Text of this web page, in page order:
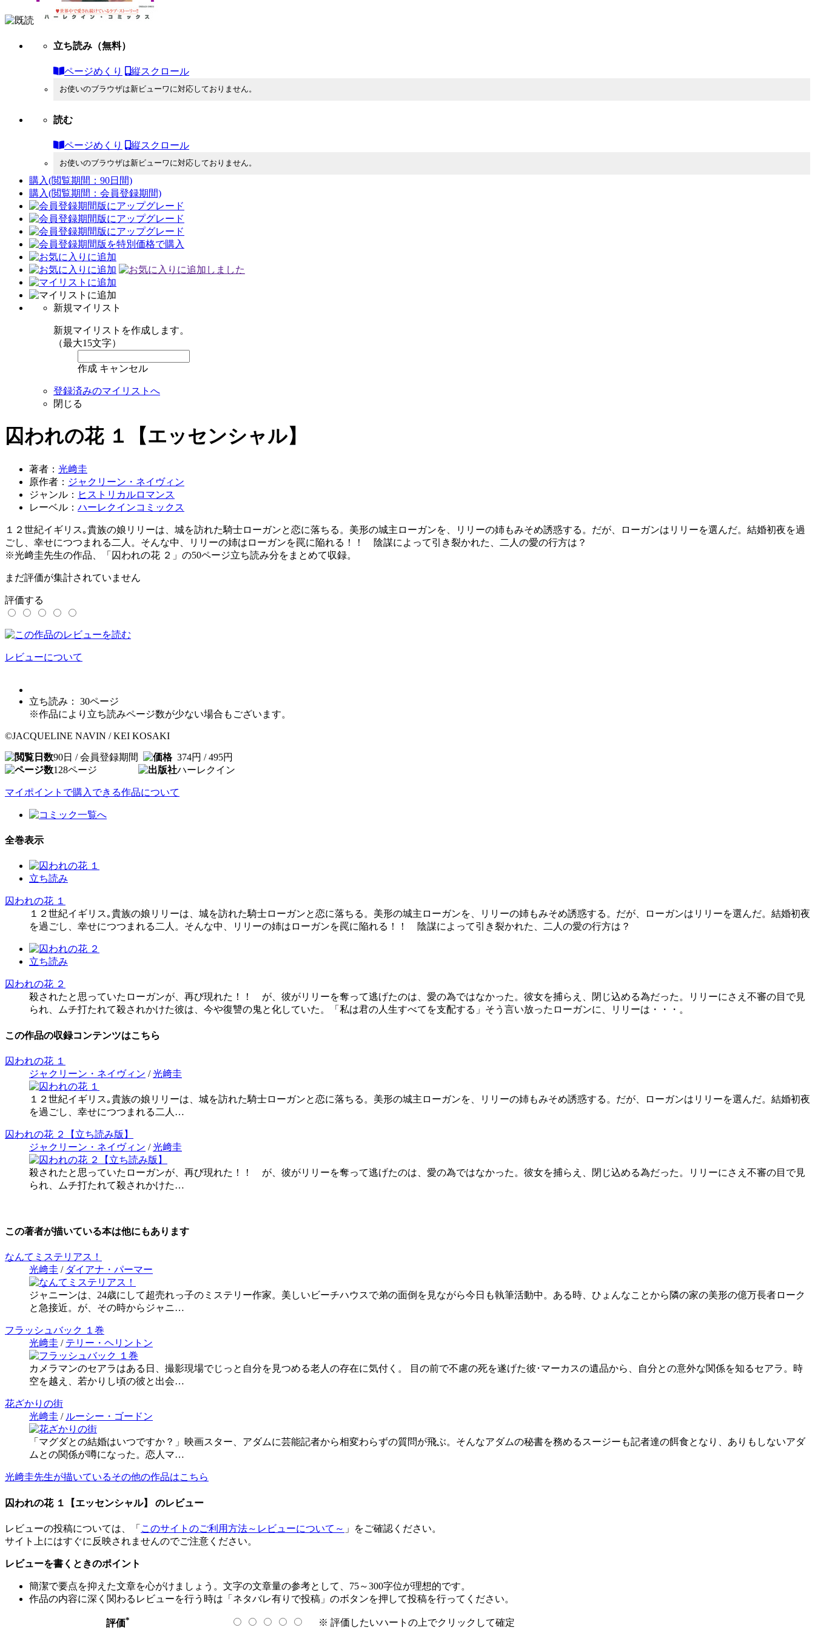
立ち読み （無料）
ページめくり 縦スクロール
お使いのブラウザは新ビューワに対応しておりません。
読む
ページめくり 縦スクロール
お使いのブラウザは新ビューワに対応しておりません。
購入(閲覧期間：90日間)
購入(閲覧期間：会員登録期間)
新規マイリスト
新規マイリストを作成します。
（最大15文字）
作成 キャンセル
登録済みのマイリストへ
閉じる
囚われの花 １【エッセンシャル】
著者： 光﨑圭
原作者： ジャクリーン・ネイヴィン
ジャンル： ヒストリカルロマンス
レーベル： ハーレクインコミックス
１２世紀イギリス｡貴族の娘リリーは、城を訪れた騎士ローガンと恋に落ちる。美形の城主ローガンを、リリーの姉もみそめ誘惑する。だが、ローガンはリリーを選んだ。結婚初夜を過
ごし、幸せにつつまれる二人。そんな中、リリーの姉はローガンを罠に陥れる！！ 陰謀によって引き裂かれた、二人の愛の行方は？
※光﨑圭先生の作品、「囚われの花 ２」の50ページ立ち読み分をまとめて収録。
まだ評価が集計されていません
評価する
レビューについて
立ち読み： 30ページ
※作品により立ち読みページ数が少ない場合もございます。
©JACQUELINE NAVIN / KEI KOSAKI
90日 / 会員登録期間
374円 / 495円
128ページ ハーレクイン
マイポイントで購入できる作品について
全巻表示
立ち読み
囚われの花 １
１２世紀イギリス｡貴族の娘リリーは、城を訪れた騎士ローガンと恋に落ちる。美形の城主ローガンを、リリーの姉もみそめ誘惑する。だが、ローガンはリリーを選んだ。結婚初夜
を過ごし、幸せにつつまれる二人。そんな中、リリーの姉はローガンを罠に陥れる！！ 陰謀によって引き裂かれた、二人の愛の行方は？
立ち読み
囚われの花 ２
殺されたと思っていたローガンが、再び現れた！！ が、彼がリリーを奪って逃げたのは、愛の為ではなかった。彼女を捕らえ、閉じ込める為だった。リリーにさえ不審の目で見
られ、ムチ打たれて殺されかけた彼は、今や復讐の鬼と化していた。「私は君の人生すべてを支配する」そう言い放ったローガンに、リリーは・・・。
この作品の収録コンテンツはこちら
囚われの花 １
ジャクリーン・ネイヴィン /光﨑圭
１２世紀イギリス｡貴族の娘リリーは、城を訪れた騎士ローガンと恋に落ちる。美形の城主ローガンを、リリーの姉もみそめ誘惑する。だが、ローガンはリリーを選んだ。結婚初夜
を過ごし、幸せにつつまれる二人…
囚われの花 ２【立ち読み版】
ジャクリーン・ネイヴィン /光﨑圭
殺されたと思っていたローガンが、再び現れた！！ が、彼がリリーを奪って逃げたのは、愛の為ではなかった。彼女を捕らえ、閉じ込める為だった。リリーにさえ不審の目で見
られ、ムチ打たれて殺されかけた…
この著者が描いている本は他にもあります
なんてミステリアス！
光﨑圭 / ダイアナ・パーマー
ジャニーンは、24歳にして超売れっ子のミステリー作家。美しいビーチハウスで弟の面倒を見ながら今日も執筆活動中。ある時、ひょんなことから隣の家の美形の億万長者ローク
と急接近。が、その時からジャニ…
フラッシュバック １巻
光﨑圭 / テリー・ヘリントン
カメラマンのセアラはある日、撮影現場でじっと自分を見つめる老人の存在に気付く。 目の前で不慮の死を遂げた彼･マーカスの遺品から、自分との意外な関係を知るセアラ。時
空を越え、若かりし頃の彼と出会…
花ざかりの街
光﨑圭 / ルーシー・ゴードン
「マグダとの結婚はいつですか？」映画スター、アダムに芸能記者から相変わらずの質問が飛ぶ。そんなアダムの秘書を務めるスージーも記者達の餌食となり、ありもしないアダ
ムとの関係が噂になった。恋人マ…
光﨑圭先生が描いているその他の作品はこちら
囚われの花 １【エッセンシャル】 のレビュー
レビューの投稿については、「 このサイトのご利用方法～レビューについて～ 」をご確認ください。
サイト上にはすぐに反映されませんのでご注意ください。
レビューを書くときのポイント
簡潔で要点を抑えた文章を心がけましょう。文字の文章量の参考として、75～300字位が理想的です。
作品の内容に深く関わるレビューを行う時は「ネタバレ有りで投稿」のボタンを押して投稿を行ってください。
評価* ※ 評価したいハートの上でクリックして確定